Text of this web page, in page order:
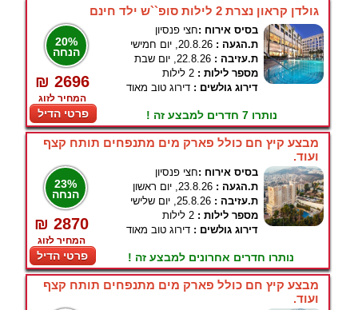
גולדן קראון נצרת 2 לילות סופ``ש ילד חינם
20%
הנחה
₪ 2696
המחיר לזוג
פרטי הדיל
בסיס אירוח :חצי פנסיון
ת.הגעה : 20.8.26, יום חמישי
ת.עזיבה : 22.8.26, יום שבת
מספר לילות : 2 לילות
דירוג גולשים : דירוג טוב מאוד
נותרו 7 חדרים למבצע זה !
מבצע קיץ חם כולל פארק מים מתנפחים תותח קצף
ועוד.
23%
הנחה
₪ 2870
המחיר לזוג
פרטי הדיל
בסיס אירוח :חצי פנסיון
ת.הגעה : 23.8.26, יום ראשון
ת.עזיבה : 25.8.26, יום שלישי
מספר לילות : 2 לילות
דירוג גולשים : דירוג טוב מאוד
נותרו חדרים אחרונים למבצע זה !
מבצע קיץ חם כולל פארק מים מתנפחים תותח קצף
ועוד.